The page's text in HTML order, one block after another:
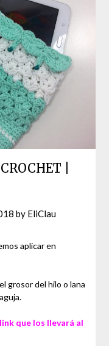
|
by EliClau
aplicar en
grosor del hilo o lana
que los llevará al